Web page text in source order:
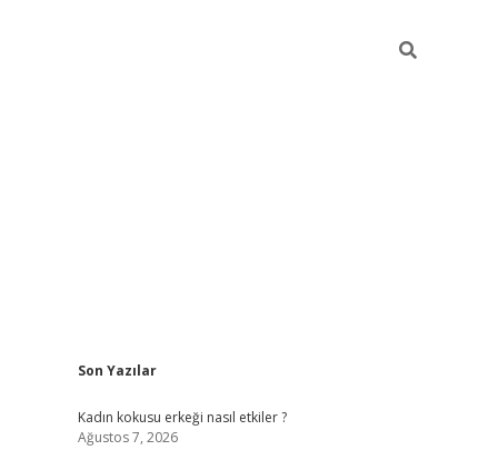
Sidebar
Son Yazılar
Kadın kokusu erkeği nasıl etkiler ?
Ağustos 7, 2026
betexper giriş